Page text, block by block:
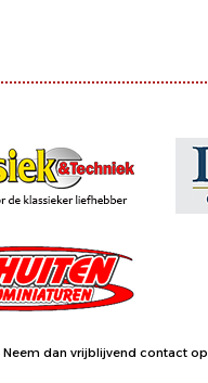
Neem dan vrijblijvend contact op